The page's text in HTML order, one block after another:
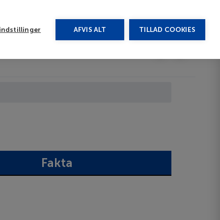
AFVIS ALT TILLAD COOKIES
Fakta